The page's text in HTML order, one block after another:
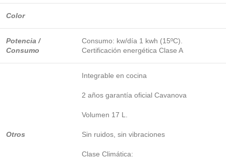
Color
Potencia /
Consumo
Consumo: kw/día 1 kwh (15ºC).
Certificación energética Clase A
Otros
Integrable en cocina
2 años garantía oficial Cavanova
Volumen 17 L.
Sin ruidos, sin vibraciones
Clase Climática: